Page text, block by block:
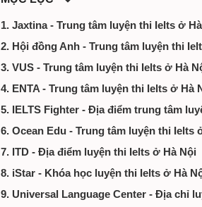
tại
Nội
1. Jaxtina - Trung tâm luyện thi Ielts ở
2. Hội đồng Anh - Trung tâm luyện thi
3. VUS - Trung tâm luyện thi Ielts ở Hà
4. ENTA - Trung tâm luyện thi Ielts ở Hà
5. IELTS Fighter - Địa điểm trung tâm
6. Ocean Edu - Trung tâm luyện thi Ielts
7. ITD - Địa điểm luyện thi Ielts ở Hà Nội
8. iStar - Khóa học luyện thi Ielts ở Hà
9. Universal Language Center - Địa chỉ